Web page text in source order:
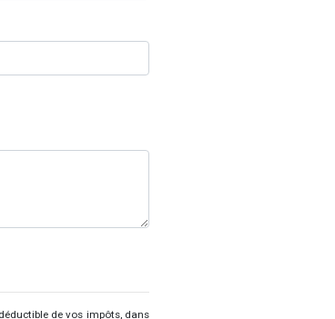
de vos impôts, dans